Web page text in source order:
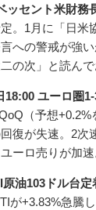
ッセント米財務
。1月に「日米
への警戒が強
の次」と読ん
18:00 ユーロ圏
（予想
復が失速。2次
ーロ売りが加速
原油103ドル台定
が+3.83%急騰